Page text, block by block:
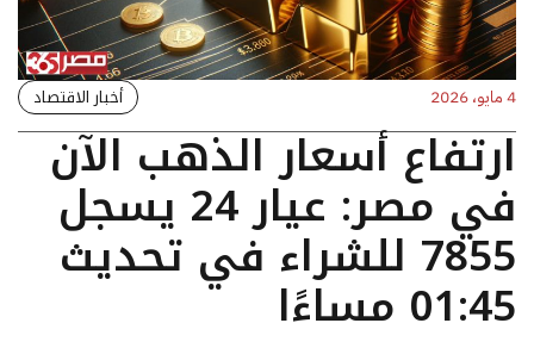
4 مايو، 2026 أخبار الاقتصاد
ارتفاع أسعار الذهب الآن
في مصر: عيار 24 يسجل
7855 للشراء في تحديث
01:45 مساءًا